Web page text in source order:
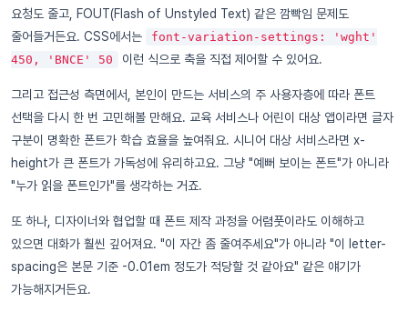
요청도 줄고, FOUT(Flash of Unstyled Text) 같은 깜빡임 문제도
줄어들거든요. CSS에서는
font-variation-settings: 'wght'
450, 'BNCE' 50
이런 식으로 축을 직접 제어할 수 있어요.
그리고 접근성 측면에서, 본인이 만드는 서비스의 주 사용자층에 따라 폰트
선택을 다시 한 번 고민해볼 만해요. 교육 서비스나 어린이 대상 앱이라면 글자
구분이 명확한 폰트가 학습 효율을 높여줘요. 시니어 대상 서비스라면 x-
height가 큰 폰트가 가독성에 유리하고요. 그냥 "예뻐 보이는 폰트"가 아니라
"누가 읽을 폰트인가"를 생각하는 거죠.
또 하나, 디자이너와 협업할 때 폰트 제작 과정을 어렴풋이라도 이해하고
있으면 대화가 훨씬 깊어져요. "이 자간 좀 줄여주세요"가 아니라 "이 letter-
spacing은 본문 기준 -0.01em 정도가 적당할 것 같아요" 같은 얘기가
가능해지거든요.